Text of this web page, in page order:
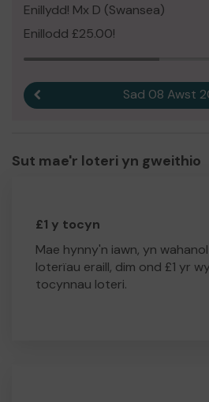
Enillydd! Mx D (Swansea)
Enillodd £25.00!
Canlyniad blaenorolSad 08 Awst
Sut mae'r loteri yn gweithio
£1 y tocyn
Mae hynny'n iawn, yn
loterïau eraill, dim ond £1 yr
tocynnau loteri.